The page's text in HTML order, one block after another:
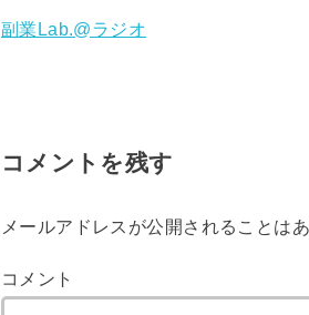
副業Lab.@ラジオ
コメントを残す
メールアドレスが公開されることはあ
コメント